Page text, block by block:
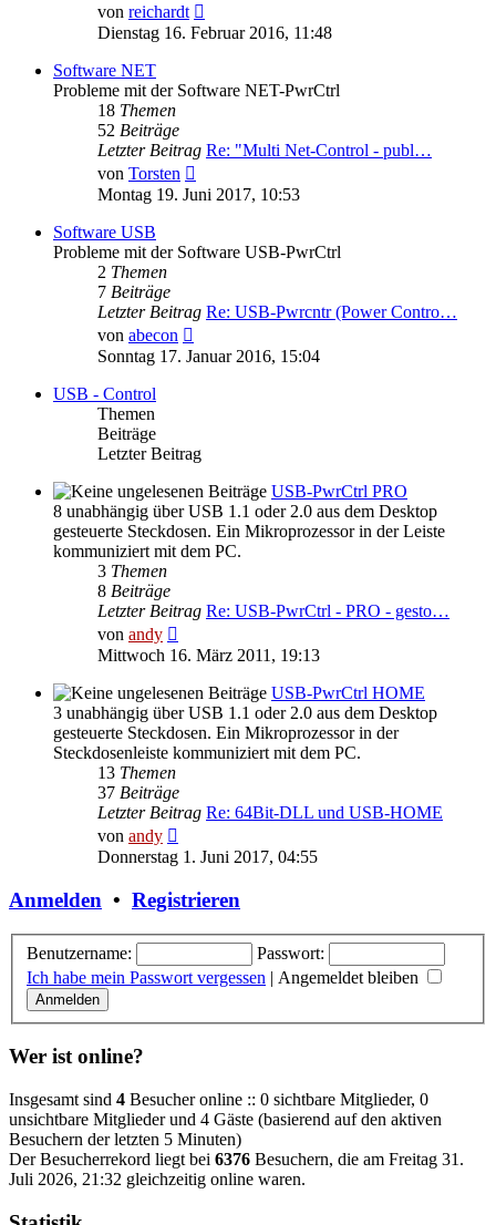
von reichardt
Beitrag
Dienstag 16. Februar 2016, 11:48
Software NET
Probleme mit der Software NET-PwrCtrl
18 Themen
52 Beiträge
Letzter Beitrag Re: "Multi Net-Control - publ…
von Torsten
Beitrag
Montag 19. Juni 2017, 10:53
Software USB
Probleme mit der Software USB-PwrCtrl
2 Themen
7 Beiträge
Letzter Beitrag Re: USB-Pwrcntr (Power Contro…
von abecon
Beitrag
Sonntag 17. Januar 2016, 15:04
USB - Control
Themen
Beiträge
Letzter Beitrag
USB-PwrCtrl PRO
8 unabhängig über USB 1.1 oder 2.0 aus dem Desktop
gesteuerte Steckdosen. Ein Mikroprozessor in der Leiste
kommuniziert mit dem PC.
3 Themen
8 Beiträge
Letzter Beitrag Re: USB-PwrCtrl - PRO - gesto…
von andy
Beitrag
Mittwoch 16. März 2011, 19:13
USB-PwrCtrl HOME
3 unabhängig über USB 1.1 oder 2.0 aus dem Desktop
gesteuerte Steckdosen. Ein Mikroprozessor in der
Steckdosenleiste kommuniziert mit dem PC.
13 Themen
37 Beiträge
Letzter Beitrag Re: 64Bit-DLL und USB-HOME
von andy
Beitrag
Donnerstag 1. Juni 2017, 04:55
Anmelden • Registrieren
Benutzername:
Passwort:
Ich habe mein Passwort vergessen | Angemeldet bleiben
Wer ist online?
Insgesamt sind 4 Besucher online :: 0 sichtbare Mitglieder, 0
unsichtbare Mitglieder und 4 Gäste (basierend auf den aktiven
Besuchern der letzten 5 Minuten)
Der Besucherrekord liegt bei 6376 Besuchern, die am Freitag 31.
Juli 2026, 21:32 gleichzeitig online waren.